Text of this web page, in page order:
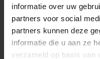
informatie over uw
partners voor social
partners kunnen deze
informatie die u aan ze
verzameld op basis van